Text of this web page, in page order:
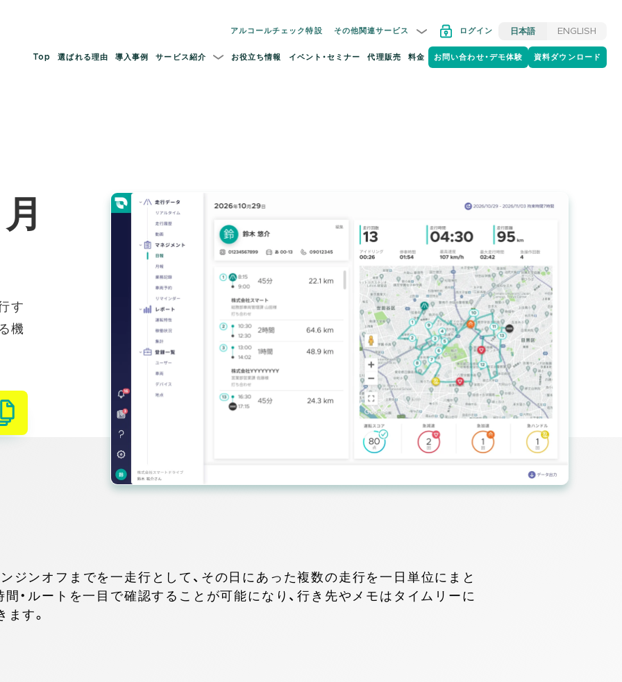
アルコールチェック特設 その他関連サービス ログイン 日本語 ENGLISH
Top 選ばれる理由 導入事例 サービス紹介 お役立ち情報 イベント・セミナー 代理販売 料金 お問い合わせ・デモ体験 資料ダウンロード
す
機
ジンオフまでを一走行として、その日にあった複数の走行を一日単位にまと
間・ルートを一目で確認することが可能になり、行き先やメモはタイムリーに
す。